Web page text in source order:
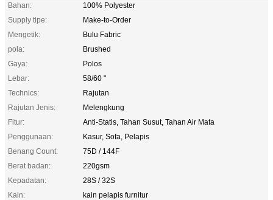
Bahan:
100% Polyester
Supply tipe:
Make-to-Order
Mengetik:
Bulu Fabric
pola:
Brushed
Gaya:
Polos
Lebar:
58/60 "
Technics:
Rajutan
Rajutan Jenis:
Melengkung
Fitur:
Anti-Statis, Tahan Susut, Tahan Air Mata
Penggunaan:
Kasur, Sofa, Pelapis
Benang Count:
75D / 144F
Berat badan:
220gsm
Kepadatan:
28S / 32S
Kain:
kain pelapis furnitur